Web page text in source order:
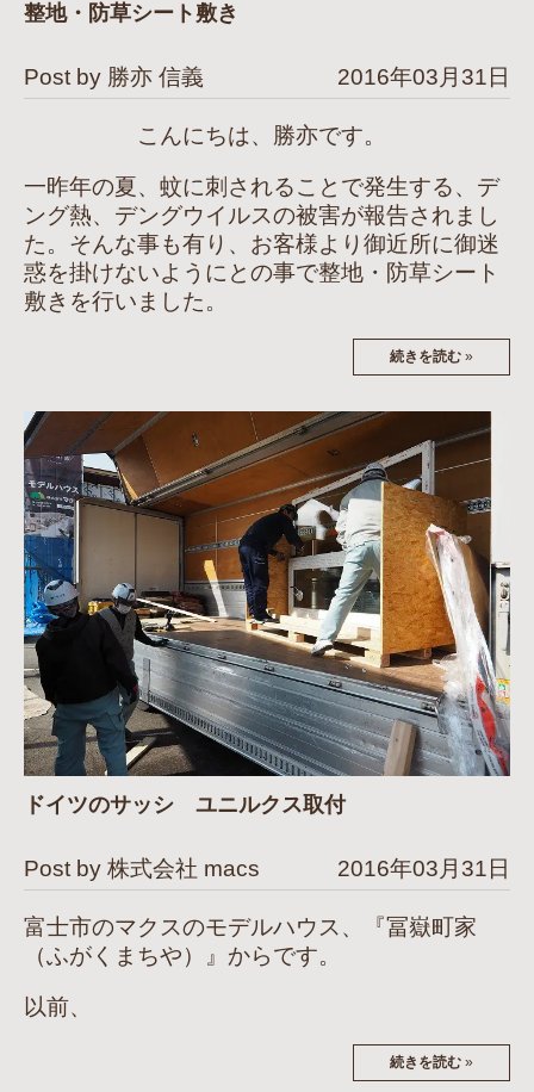
整地・防草シート敷き
Post by 勝亦 信義 2016年03月31日
こんにちは、勝亦です。
一昨年の夏、蚊に刺されることで発生する、デ
ング熱、デングウイルスの被害が報告されまし
た。そんな事も有り、お客様より御近所に御迷
惑を掛けないようにとの事で整地・防草シート
敷きを行いました。
続きを読む »
ドイツのサッシ ユニルクス取付
Post by 株式会社 macs 2016年03月31日
富士市のマクスのモデルハウス、『冨嶽町家
（ふがくまちや）』からです。
以前、
続きを読む »